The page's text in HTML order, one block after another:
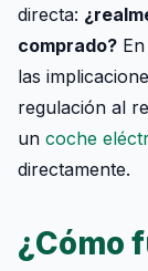
directa:
comprado?
las
regulación al
un coche
directamente.
¿Cómo